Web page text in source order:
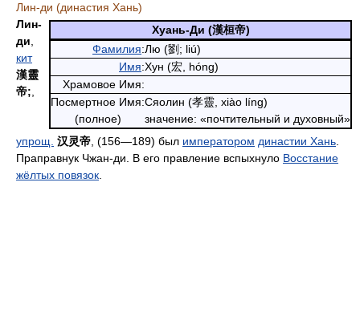
Лин-ди (династия Хань)
Хуань-Ди (漢桓帝)
Фамилия:Лю (劉; liú)
Имя:Хун (宏, hóng)
Храмовое Имя:
Посмертное Имя:
(полное)
Сяолин (孝靈, xiào líng)
значение: «почтительный и духовный»
Лин-
ди
кит
漢靈
帝;
упрощ. 汉灵帝 , (156—189) был императором династии Хань
Праправнук Чжан-ди. В его правление вспыхнуло Восстание
жёлтых повязок